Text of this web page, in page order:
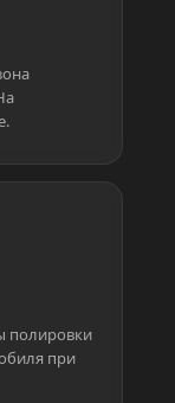
полировки
при